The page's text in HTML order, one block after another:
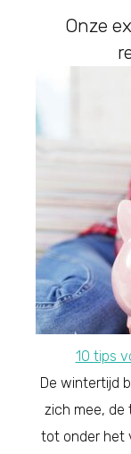
Onze
10 tips
De wintertijd
zich mee, de
tot onder het